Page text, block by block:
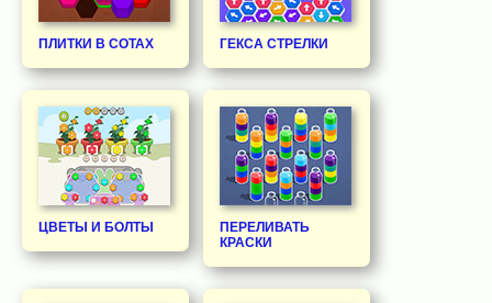
ПЛИТКИ В СОТАХ ГЕКСА СТРЕЛКИ
ЦВЕТЫ И БОЛТЫ
ПЕРЕЛИВАТЬ
КРАСКИ